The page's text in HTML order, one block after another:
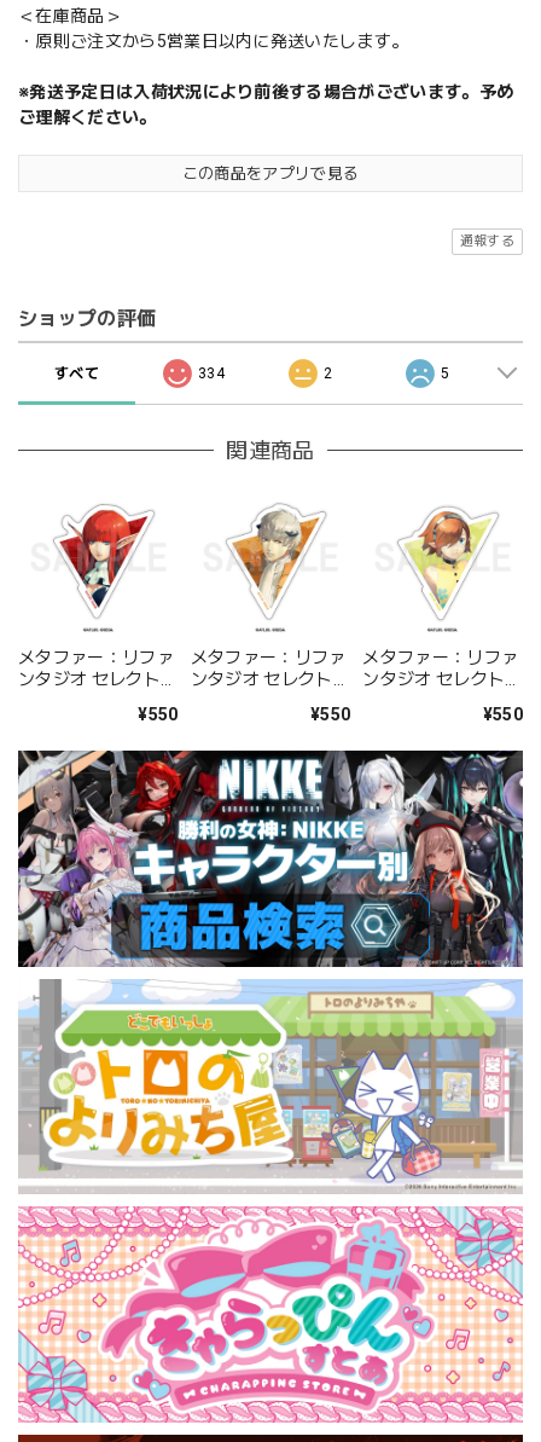
＜在庫商品＞
・原則ご注文から5営業日以内に発送いたします。
※発送予定日は入荷状況により前後する場合がございます。予め
ご理解ください。
この商品をアプリで見る
通報する
ショップの評価
すべて 334 2 5
関連商品
メタファー：リファ
ンタジオ セレクトス
¥550
メタファー：リファ
ンタジオ セレクトス
¥550
メタファー：リファ
ンタジオ セレクトス
¥550